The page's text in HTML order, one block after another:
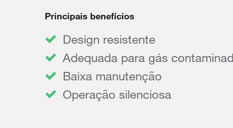
Principais benefícios
Design resistente
Adequada para gás
Baixa manutenção
Operação silenciosa